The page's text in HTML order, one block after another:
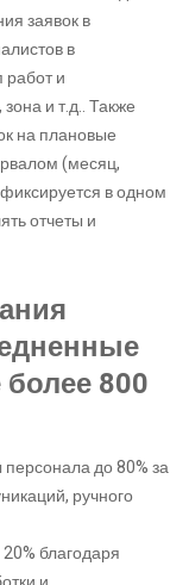
заявок в
в
работ и
и т.д.. Также
на плановые
(месяц,
в одном
отчеты и
800
до 80% за
ручного
благодаря